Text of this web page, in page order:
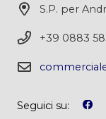
S.P. per
+39 0883
Seguici su: